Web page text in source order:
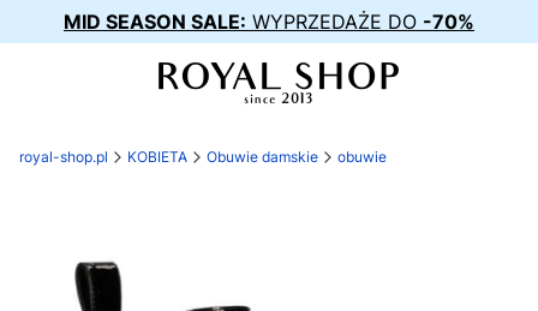
MID SEASON SALE: WYPRZEDAŻE DO -70%
royal-shop.pl KOBIETA Obuwie damskie obuwie